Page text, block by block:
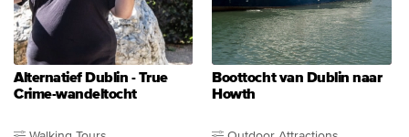
Alternatief Dublin - True
Crime-wandeltocht
Boottocht van Dublin naar
Howth